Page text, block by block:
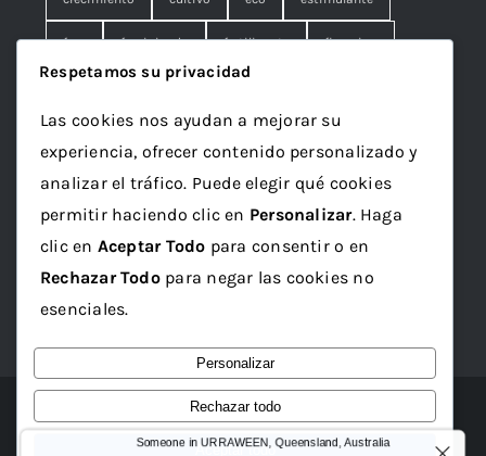
fem feminizada fertilizante floracion
fruna galleta
Grotek grow maceta marihuana
ml papelillo
rolling rosin sativa seed semilla
x1
© 2012 - 2026 • Tienda Taboo
Respetamos su privacidad
Las cookies nos ayudan a mejorar su
experiencia, ofrecer contenido personalizado y
analizar el tráfico. Puede elegir qué cookies
permitir haciendo clic en Personalizar. Haga
clic en Aceptar Todo para consentir o en
Rechazar Todopara negar las cookies no
esenciales.
Personalizar
Rechazar todo
Aceptar todo
Someone in URRAWEEN, Queensland, Australia